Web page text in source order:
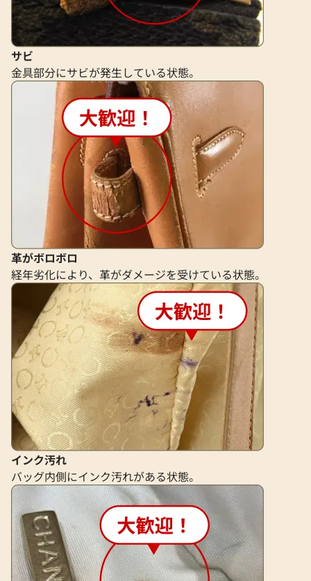
サビ
金具部分にサビが発生している状態。
革がボロボロ
経年劣化により、革がダメージを受けている状態。
インク汚れ
バッグ内側にインク汚れがある状態。